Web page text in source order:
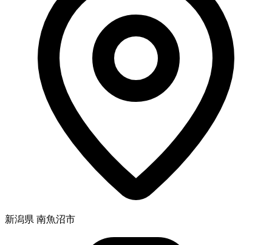
新潟県 南魚沼市